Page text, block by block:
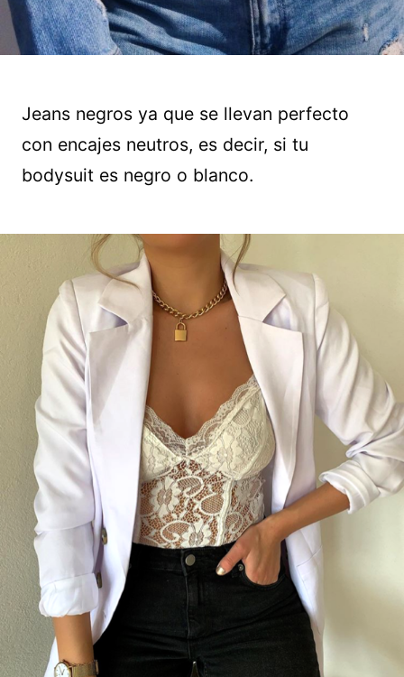
Jeans negros ya que se llevan perfecto
con encajes neutros, es decir, si tu
bodysuit es negro o blanco.